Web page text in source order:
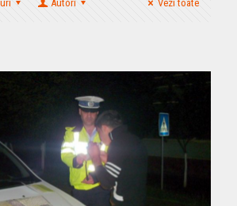
Autori Vezi toate